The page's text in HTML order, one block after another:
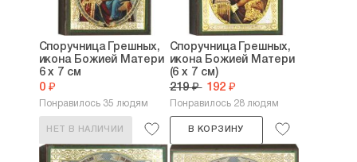
Споручница Грешных,
икона Божией Матери
6 х 7 см
0 ₽
Понравилось 35 людям
НЕТ В НАЛИЧИИ
Споручница Грешных,
икона Божией Матери
(6 х 7 см)
219 ₽ 192 ₽
Понравилось 28 людям
В КОРЗИНУ